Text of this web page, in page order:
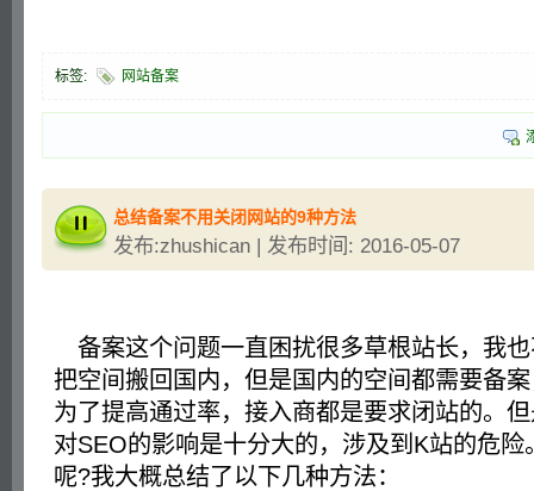
标签: 网站备案
总结备案不用关闭网站的9种方法
发布:zhushican | 发布时间: 2016-05-07
备案这个问题一直困扰很多草根站长，我
把空间搬回国内，但是国内的空间都需要备
为了提高通过率，接入商都是要求闭站的。
对SEO的影响是十分大的，涉及到K站的危险
呢?我大概总结了以下几种方法：